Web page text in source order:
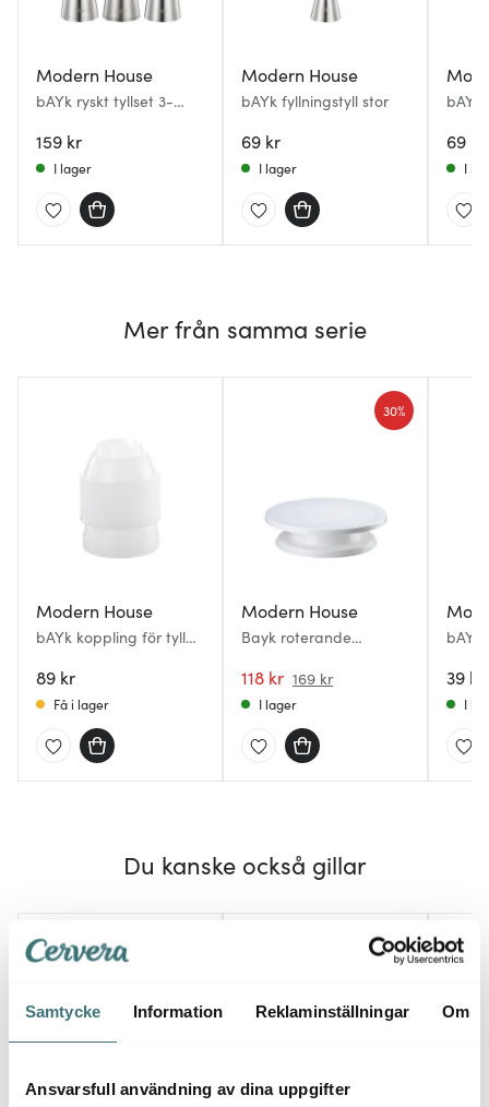
Samtycke Information Reklaminställningar Om
Ansvarsfull användning av dina uppgifter
Modern House
bAYk ryskt tyllset 3-
159 kr
I lager
Modern House
bAYk fyllningstyll stor
69 kr
I lager
bAYk
69 kr
I
Mer från samma serie
Modern House
bAYk koppling för tyllar
89 kr
Få i lager
Modern House
Bayk roterande
vit
118 kr 169 kr
30%
I lager
39 kr
I
Du kanske också gillar